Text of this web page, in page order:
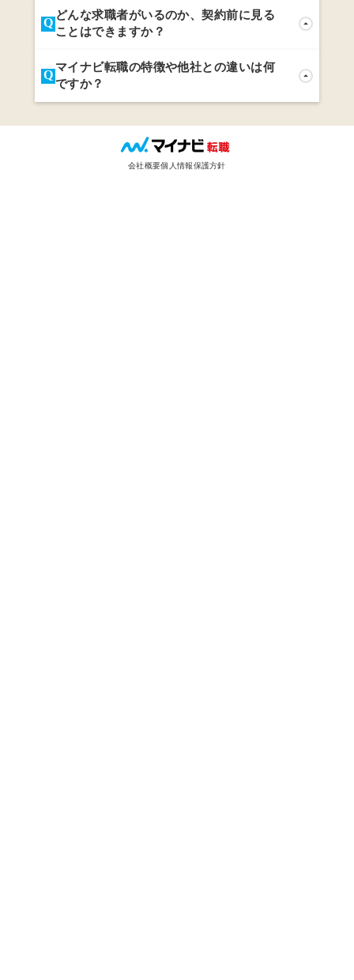
掲載プランや期間により大きく変動いたします。
時期やエリアに応じたキャンペーンもございます
Q
どんな求職者がいるのか、契約前に見る
ことはできますか？
arrow_drop_up
想定数をお伝えすることが可能です。年齢層・職
種・業種・資格・経験、居住地など、
Q
マイナビ転職の特徴や他社との違いは何
ですか？
arrow_drop_up
若手社会人が多いため、
応募者は35歳以下の若手がメインであることが他
社との違いです。会社概要個人情報保護方針